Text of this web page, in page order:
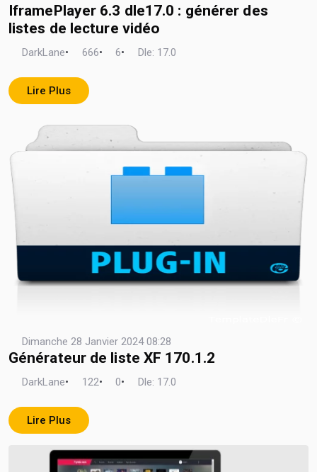
IframePlayer 6.3 dle17.0 : générer des
listes de lecture vidéo
DarkLane• 666• 6• Dle: 17.0
Lire Plus
Dimanche 28 Janvier 2024 08:28
Générateur de liste XF 170.1.2
DarkLane• 122• 0• Dle: 17.0
Lire Plus